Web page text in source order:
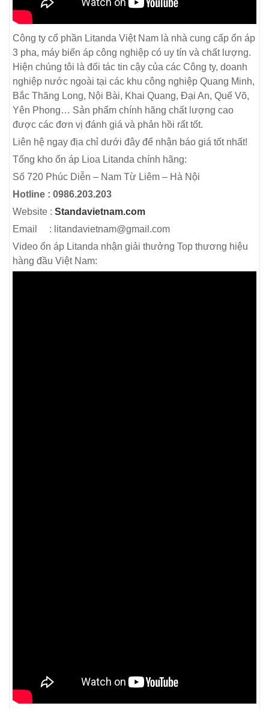
Công ty cổ phần Litanda Việt Nam là nhà cung cấp ổn áp
3 pha, máy biến áp công nghiệp có uy tín và chất lượng.
Hiện chúng tôi là đối tác tin cậy của các Công ty, doanh
nghiệp nước ngoài tại các khu công nghiệp Quang Minh,
Bắc Thăng Long, Nội Bài, Khai Quang, Đại An, Quế Võ,
Yên Phong… Sản phẩm chính hãng chất lượng cao
được các đơn vị đánh giá và phản hồi rất tốt.
Liên hệ ngay địa chỉ dưới đây để nhận báo giá tốt nhất!
Tổng kho ổn áp Lioa Litanda chính hãng:
Số 720 Phúc Diễn – Nam Từ Liêm – Hà Nội
Hotline : 0986.203.203
Website : Standavietnam.com
Email : litandavietnam@gmail.com
Video ổn áp Litanda nhận giải thưởng Top thương hiệu
hàng đầu Việt Nam: